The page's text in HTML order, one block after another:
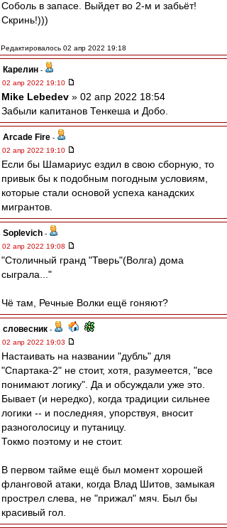
Соболь в запасе. Выйдет во 2-м и забьёт!
Скринь!)))
Редактировалось 02 апр 2022 19:18
Карелин -
02 апр 2022 19:10
Mike Lebedev » 02 апр 2022 18:54
Забыли капитанов Тенкеша и Добо.
Arcade Fire -
02 апр 2022 19:10
Если бы Шамариус ездил в свою сборную, то
привык бы к подобным погодным условиям,
которые стали основой успеха канадских
мигрантов.
Soplevich -
02 апр 2022 19:08
"Столичный гранд "Тверь"(Волга) дома
сыграла..."
Чё там, Речные Волки ещё гоняют?
словесник -
02 апр 2022 19:03
Настаивать на названии "дубль" для
"Спартака-2" не стоит, хотя, разумеется, "все
понимают логику". Да и обсуждали уже это.
Бывает (и нередко), когда традиции сильнее
логики -- и последняя, упорствуя, вносит
разноголосицу и путаницу.
Токмо поэтому и не стоит.
В первом тайме ещё был момент хорошей
фланговой атаки, когда Влад Шитов, замыкая
прострел слева, не "прижал" мяч. Был бы
красивый гол.